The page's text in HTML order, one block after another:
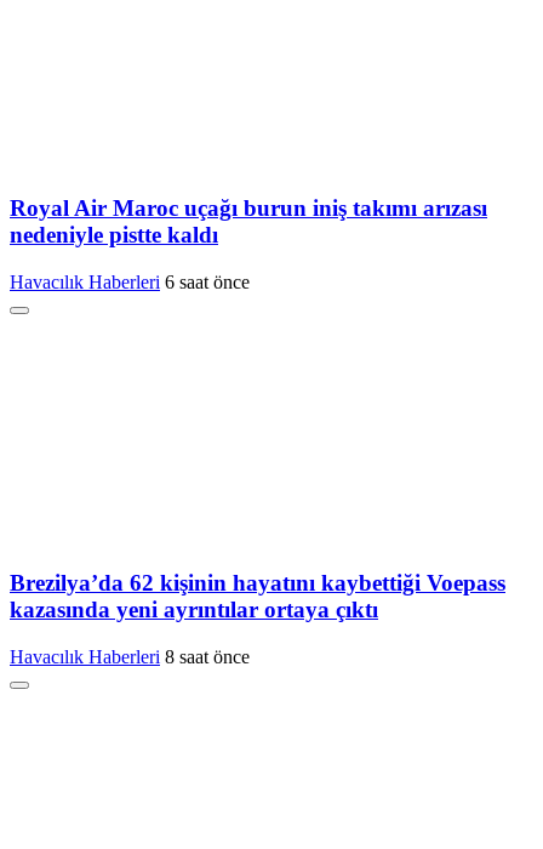
Royal Air Maroc uçağı burun iniş takımı arızası
nedeniyle pistte kaldı
Havacılık Haberleri 6 saat önce
Brezilya’da 62 kişinin hayatını kaybettiği Voepass
kazasında yeni ayrıntılar ortaya çıktı
Havacılık Haberleri 8 saat önce